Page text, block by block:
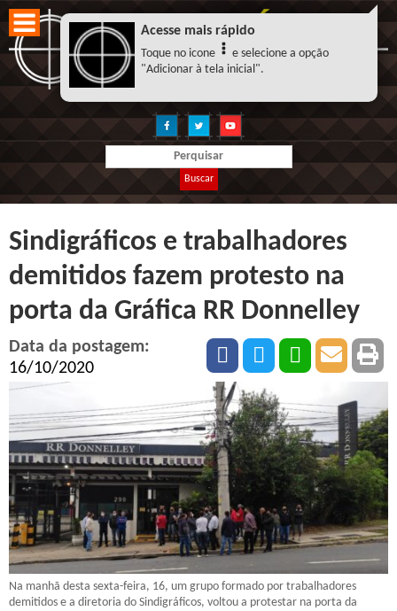
Buscar
Sindigráficos e trabalhadores
demitidos fazem protesto na
porta da Gráfica RR Donnelley
Data da postagem:
16/10/2020
Na manhã desta sexta-feira, 16, um grupo formado por trabalhadores
demitidos e a diretoria do Sindigráficos, voltou a protestar na porta da
Acesse mais rápido
Toque no icone
e selecione a opção
"Adicionar à tela inicial".